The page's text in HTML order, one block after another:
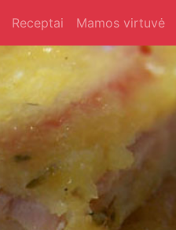
Receptai Mamos virtuvė